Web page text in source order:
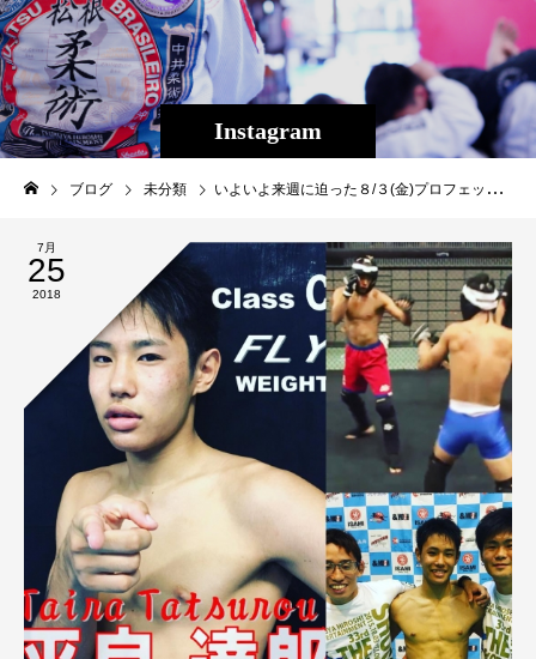
Instagram
ブログ 未分類 いよいよ来週に迫った８/３(金)プロフェッショナル修斗渋谷大会でTheパラエストラ沖縄のホープ弱冠１８歳の平良達郎が満を持してデビューします！ 現在大学１年生の平良達郎は高校１年生１５歳の時にTheパラエストラ沖縄に入会。日々のトレーニングを重ね、柔術、キックボクシング、アマチュア修斗県内の試合全てに勝利し、昨年出場した九州選手権フライ級を４回勝ち上がり優勝、全日本選手権も４回勝ち抜き沖縄から全日本選手権を優勝、アマチュア修斗１０戦１０勝でプロフェッショナル修斗ライセンスを獲得しました！ 類い稀なセンスで今だ敗北を知らない平良達郎ですが、これからは厳しい厳しいプロの世界。 鼻っ柱を一気に折られる可能性もありますが、厳しいトレーニングによって心身ともに強くさせ、今年エントリーしている新人王決定トーナメントフライ級を優勝させたいと思います。 １８年前、１９８２年３月生まれの自分は東日本選手権優勝～全日本選手権を優勝し２０００年１０月、１８歳と６ヶ月でプロ修斗デビューしました。 達郎が生まれたのが２０００年１月、九州選手権優勝、全日本選手権優勝を経て２０１８年８月、達郎も１８歳と６ヶ月で今回プロ修斗デビュー。 当時自分のデビュー戦はK`zFACTORYの赤崎選手（現在福岡赤崎道場代表）との試合でした。 達郎の今回のデビュー戦もK`zFACTORYの大竹選手。 １８年前同様K`zFACTORY代表の草柳さんがセコンドに付くと思われます。 なんだか不思議と重なる部分があり、自分の生徒があれから１８年の月日を経て、、、と振り返ると色々感慨深いですが、 当時自分は勝つ事がました、さあ達郎は勝利する事ができるのか？！ 客観的に見ても何だか楽しみです^^ 勝利目指して頑張るぞ！ 詳細⇒http://www.shooto-mma.com/schedule/?id=65 #shooto0803 #パラエストラ #沖縄 #那覇 #与儀 #MMA #shooto #コザ #総合格闘技 #修斗 #キックボクシング #柔術 #jiujitsu #ダイエット
7月
25
2018